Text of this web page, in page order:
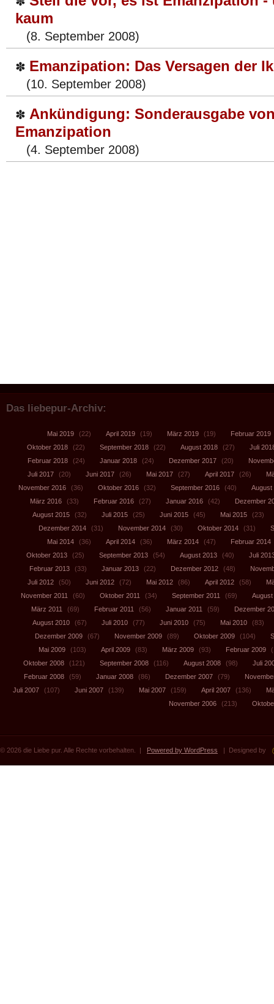
kaum
(8. September 2008)
✽ Emanzipation: Das Versagen der
(10. September 2008)
✽ Ankündigung: Sonderausgabe
Emanzipation
(4. September 2008)
Das liebepur-Archiv:
Mai 2019 (22) April 2019 (19) März 2019 (19) Februar 2019
Oktober 2018
(22) September 2018 (22) August 2018 (27)
Juli
Februar 2018
(24) Januar 2018 (24) Dezember 2017 (20)
Juli 2017
(20) Juni 2017 (26) Mai 2017 (27) April 2017 (26)
November 2016
(36) Oktober 2016 (32) September 2016 (40)
August
März 2016
(33) Februar 2016 (27) Januar 2016 (42)
Dezember
August 2015
(32) Juli 2015 (25) Juni 2015 (45) Mai 2015
(23)
Dezember 2014
(31) November 2014 (30) Oktober 2014 (31)
Mai 2014
(36) April 2014 (36) März 2014 (47) Februar 2014
Oktober 2013
(25) September 2013 (54) August 2013 (40)
Juli
Februar 2013
(33) Januar 2013 (22) Dezember 2012 (48)
Juli 2012
(50) Juni 2012 (72) Mai 2012 (86) April 2012 (58)
November 2011
(60) Oktober 2011 (34) September 2011 (69)
August
März 2011
(69) Februar 2011 (56) Januar 2011 (59)
Dezember
August 2010
(67) Juli 2010 (77) Juni 2010 (75) Mai 2010
(83)
Dezember 2009
(67) November 2009 (89) Oktober 2009 (104)
Mai 2009
(103) April 2009 (83) März 2009 (93) Februar 2009
Oktober 2008
(121) September 2008 (116) August 2008 (98)
Juli
Februar 2008
(59) Januar 2008 (86) Dezember 2007 (79)
Juli 2007
(107) Juni 2007 (139) Mai 2007 (159) April 2007 (136)
November 2006
(213)
© 2026 die Liebe pur. Alle Rechte vorbehalten. | Powered by WordPress | Designed by